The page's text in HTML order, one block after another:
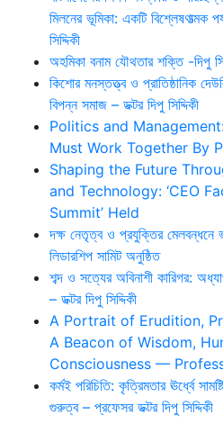
মিলনের ভূমিকা: একটি বিশ্লেষণাত্মক
সিদ্দিকী
অহমিকা বনাম যৌথতার শক্তি -দিপু
কিশোর মনস্তত্ত্ব ও প্রাতিষ্ঠানিক
বিপন্ন সমাজ – ডক্টর দিপু সিদ্দিকী
Politics and
Must Work Together By
Shaping the Future
and Technology: ‘CEO
Summit’ Held
দক্ষ নেতৃত্ব ও প্রযুক্তির মেলবন্ধনে
লিডারশিপ সামিট অনুষ্ঠিত
শব্দ ও সত্যের অবিনাশী কারিগর:
– ডক্টর দিপু সিদ্দিকী
A Portrait of Erudition,
A Beacon of Wisdom,
Consciousness —
কর্মই পরিচিতি: কৃত্রিমতার ঊর্ধ্বে
গুরুত্ব – প্রফেসর ডক্টর দিপু সিদ্দিকী